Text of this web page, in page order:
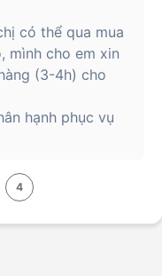
có thể qua mua
mình cho em xin
(3-4h) cho
hạnh phục vụ
4